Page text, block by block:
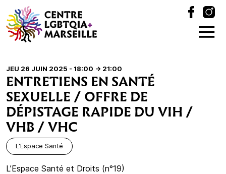
JEU 26 JUIN 2025 - 18:00 -> 21:00
ENTRETIENS EN SANTÉ
SEXUELLE / OFFRE DE
DÉPISTAGE RAPIDE DU VIH /
VHB / VHC
L'Espace Santé
L’Espace Santé et Droits (n°19)